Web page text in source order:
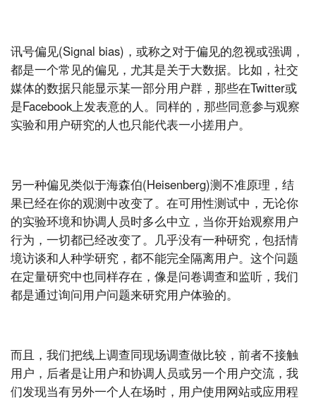
讯号偏见(Signal bias)，或称之对于偏见的忽视或强调，
都是一个常见的偏见，尤其是关于大数据。比如，社交
媒体的数据只能显示某一部分用户群，那些在Twitter或
是Facebook上发表意的人。同样的，那些同意参与观察
实验和用户研究的人也只能代表一小搓用户。
另一种偏见类似于海森伯(Heisenberg)测不准原理，结
果已经在你的观测中改变了。在可用性测试中，无论你
的实验环境和协调人员时多么中立，当你开始观察用户
行为，一切都已经改变了。几乎没有一种研究，包括情
境访谈和人种学研究，都不能完全隔离用户。这个问题
在定量研究中也同样存在，像是问卷调查和监听，我们
都是通过询问用户问题来研究用户体验的。
而且，我们把线上调查同现场调查做比较，前者不接触
用户，后者是让用户和协调人员或另一个用户交流，我
们发现当有另外一个人在场时，用户使用网站或应用程